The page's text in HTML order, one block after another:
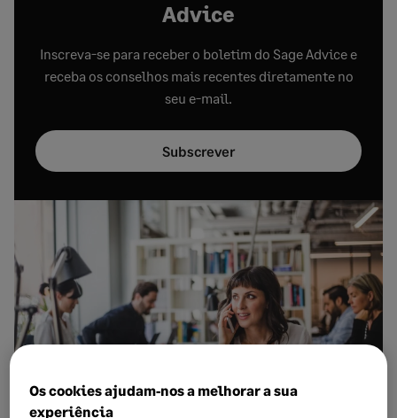
Advice
Inscreva-se para receber o boletim do Sage Advice e
receba os conselhos mais recentes diretamente no
seu e-mail.
Subscrever
Os cookies ajudam‑nos a melhorar a sua
experiência